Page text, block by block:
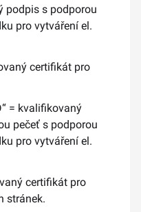
podpis s podporou
pro vytváření el.
certifikát pro
= kvalifikovaný
pečeť s podporou
pro vytváření el.
certifikát pro
stránek.